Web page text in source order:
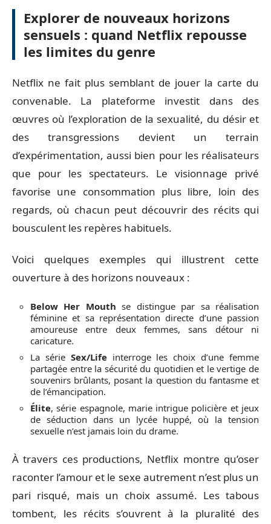
Explorer de nouveaux horizons
sensuels : quand Netflix repousse
les limites du genre
Netflix ne fait plus semblant de jouer la carte du
convenable. La plateforme investit dans des
œuvres où l’exploration de la sexualité, du désir et
des transgressions devient un terrain
d’expérimentation, aussi bien pour les réalisateurs
que pour les spectateurs. Le visionnage privé
favorise une consommation plus libre, loin des
regards, où chacun peut découvrir des récits qui
bousculent les repères habituels.
Voici quelques exemples qui illustrent cette
ouverture à des horizons nouveaux :
Below Her Mouth se distingue par sa réalisation
féminine et sa représentation directe d’une passion
amoureuse entre deux femmes, sans détour ni
caricature.
La série Sex/Lifeinterroge les choix d’une femme
partagée entre la sécurité du quotidien et le vertige de
souvenirs brûlants, posant la question du fantasme et
de l’émancipation.
Élite, série espagnole, marie intrigue policière et jeux
de séduction dans un lycée huppé, où la tension
sexuelle n’est jamais loin du drame.
À travers ces productions, Netflix montre qu’oser
raconter l’amour et le sexe autrement n’est plus un
pari risqué, mais un choix assumé. Les tabous
tombent, les récits s’ouvrent à la pluralité des